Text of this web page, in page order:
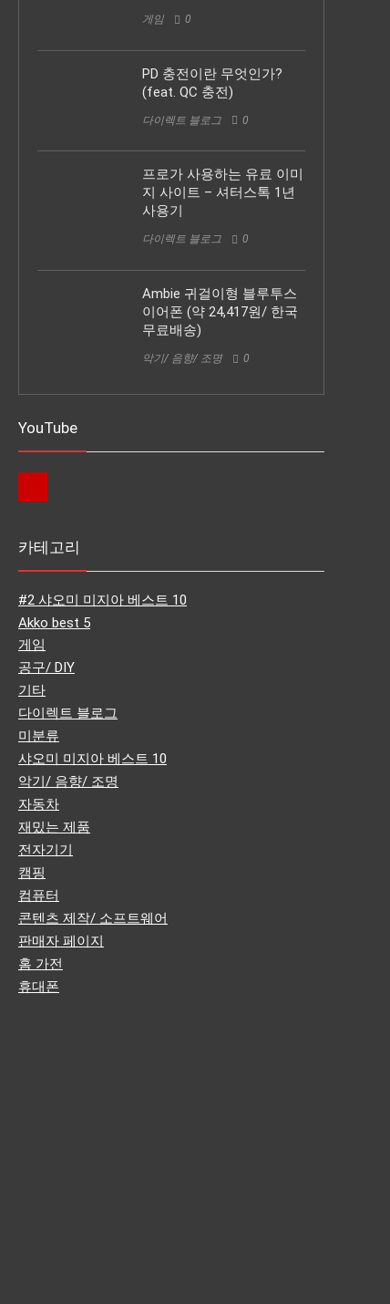
게임 0
PD 충전이란 무엇인가?
(feat. QC 충전)
다이렉트 블로그 0
프로가 사용하는 유료 이미
지 사이트 – 셔터스톡 1년
사용기
다이렉트 블로그 0
Ambie 귀걸이형 블루투스
이어폰 (약 24,417원/ 한국
무료배송)
악기/ 음향/ 조명 0
YouTube
카테고리
#2 샤오미 미지아 베스트 10
Akko best 5
게임
공구/ DIY
기타
다이렉트 블로그
미분류
샤오미 미지아 베스트 10
악기/ 음향/ 조명
자동차
재밌는 제품
전자기기
캠핑
컴퓨터
콘텐츠 제작/ 소프트웨어
판매자 페이지
홈 가전
휴대폰